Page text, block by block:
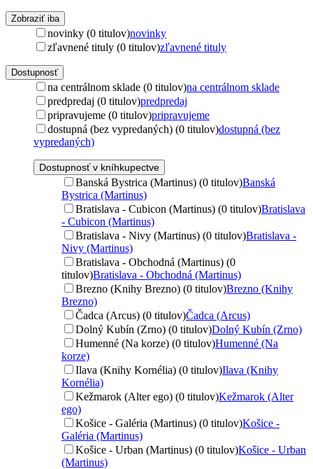
Zobraziť iba
novinky (0 titulov)novinky
zľavnené tituly (0 titulov)zľavnené tituly
Dostupnosť
na centrálnom sklade (0 titulov)na centrálnom sklade
predpredaj (0 titulov)predpredaj
pripravujeme (0 titulov)pripravujeme
dostupná (bez vypredaných) (0 titulov)dostupná (bez
vypredaných)
Dostupnosť v kníhkupectve
Banská Bystrica (Martinus) (0 titulov)Banská
Bystrica (Martinus)
Bratislava - Cubicon (Martinus) (0 titulov)Bratislava
- Cubicon (Martinus)
Bratislava - Nivy (Martinus) (0 titulov)Bratislava -
Nivy (Martinus)
Bratislava - Obchodná (Martinus) (0
titulov)Bratislava - Obchodná (Martinus)
Brezno (Knihy Brezno) (0 titulov)Brezno (Knihy
Brezno)
Čadca (Arcus) (0 titulov)Čadca (Arcus)
Dolný Kubín (Zrno) (0 titulov)Dolný Kubín (Zrno)
Humenné (Na korze) (0 titulov)Humenné (Na
korze)
Ilava (Knihy Kornélia) (0 titulov)Ilava (Knihy
Kornélia)
Kežmarok (Alter ego) (0 titulov)Kežmarok (Alter
ego)
Košice - Galéria (Martinus) (0 titulov)Košice -
Galéria (Martinus)
Košice - Urban (Martinus) (0 titulov)Košice - Urban
(Martinus)